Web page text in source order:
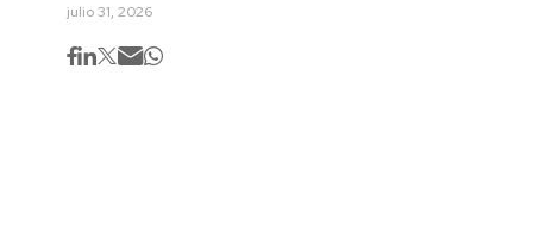
julio 31, 2026